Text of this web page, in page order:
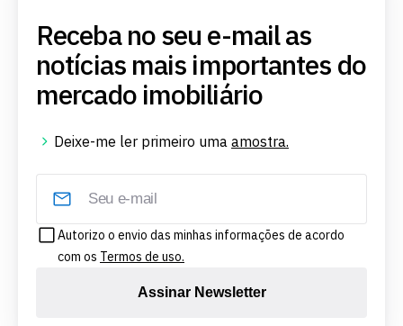
Receba no seu e-mail as
notícias mais importantes do
mercado imobiliário
Deixe-me ler primeiro uma amostra.
Autorizo o envio das minhas informações de acordo
com os Termos de uso.
Assinar Newsletter